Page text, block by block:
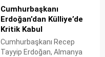
sürecek.
Cumhurbaşkanı
Erdoğan’dan Külliye’de
Kritik Kabul
Cumhurbaşkanı Recep
Tayyip Erdoğan, Almanya